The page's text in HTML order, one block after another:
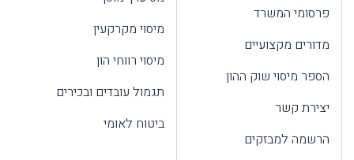
פרסומי המשרד
מדורים מקצועיים
הספר מיסוי שוק ההון
יצירת קשר
הרשמה למבזקים
מיסוי מקרקעין
מיסוי רווחי הון
תגמול עובדים ובכירים
ביטוח לאומי